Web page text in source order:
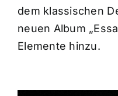
dem klassischen
neuen Album
Elemente hinzu.